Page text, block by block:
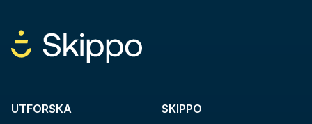
UTFORSKA SKIPPO